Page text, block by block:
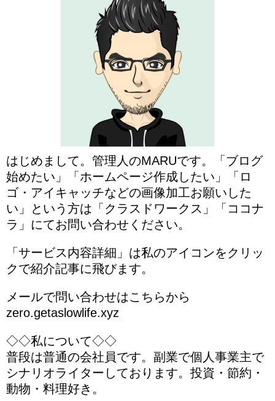
はじめまして。管理人のMARUです。「ブログ
始めたい」「ホームページ作成したい」「ロ
ゴ・アイキャッチなどの画像加工お願いした
い」という方は「クラスドワークス」「ココナ
ラ」にてお問い合わせください。
「サービス内容詳細」は私のアイコンをクリッ
クで紹介記事に飛びます。
メールで問い合わせはこちらから
zero.getaslowlife.xyz
◇◇私について◇◇
普段は普通の会社員です。副業で個人事業主で
シナリオライターしております。投資・節約・
動物・料理好き。